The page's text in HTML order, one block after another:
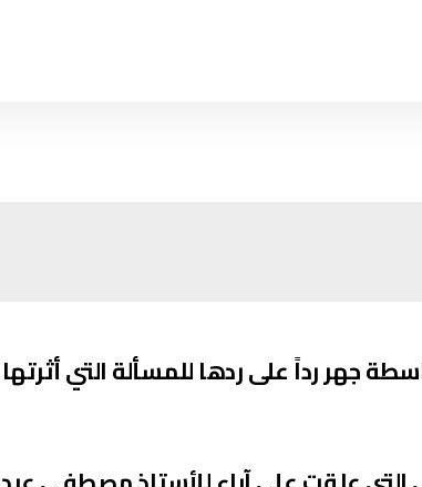
جهر رداً على ردها للمسألة التي أثرتها